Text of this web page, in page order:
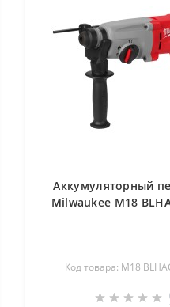
Аккумуляторный
Milwaukee M18
Код товара: M18